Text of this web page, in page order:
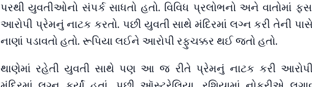
પરથી યુવતીઓનો સંપર્ક સાધતો હતો. વિવિધ પ્રલોભનો અને વાતોમાં
આરોપી પ્રેમનું નાટક કરતો. પછી યુવતી સાથે મંદિરમાં લગ્ન કરી તેની
નાણાં પડાવતો હતો. રૂપિયા લઈને આરોપી રફુચક્કર થઈ જતો હતો.
થાણેમાં રહેતી યુવતી સાથે પણ આ જ રીતે પ્રેમનું નાટક કરી